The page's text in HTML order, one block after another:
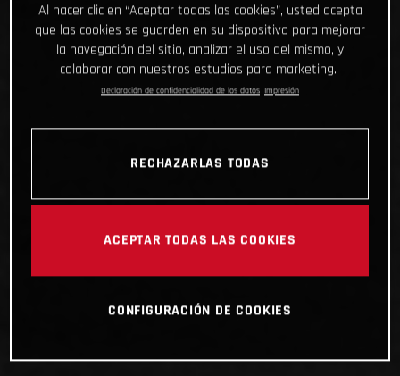
Al hacer clic en “Aceptar todas las cookies”, usted acepta
que las cookies se guarden en su dispositivo para mejorar
la navegación del sitio, analizar el uso del mismo, y
colaborar con nuestros estudios para marketing.
Declaración de confidencialidad de los datos Impresión
RECHAZARLAS TODAS
ACEPTAR TODAS LAS COOKIES
CONFIGURACIÓN DE COOKIES